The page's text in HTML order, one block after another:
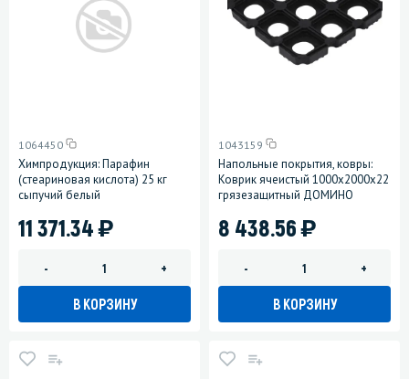
1064450
Химпродукция: Парафин
(стеариновая кислота) 25 кг
сыпучий белый
11 371.34)
- +
В КОРЗИНУ
1043159
Напольные покрытия, ковры:
Коврик ячеистый 1000х2000х22
грязезащитный ДОМИНО
8 438.56)
- +
В КОРЗИНУ